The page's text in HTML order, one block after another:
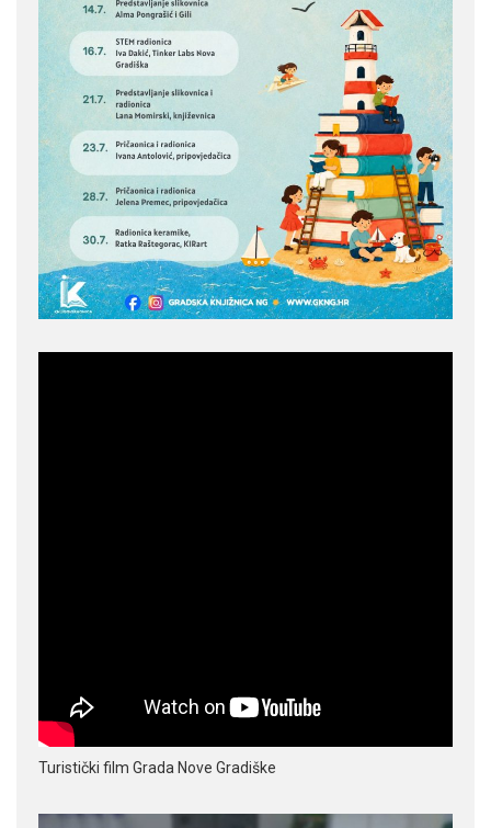
Turistički film Grada Nove Gradiške